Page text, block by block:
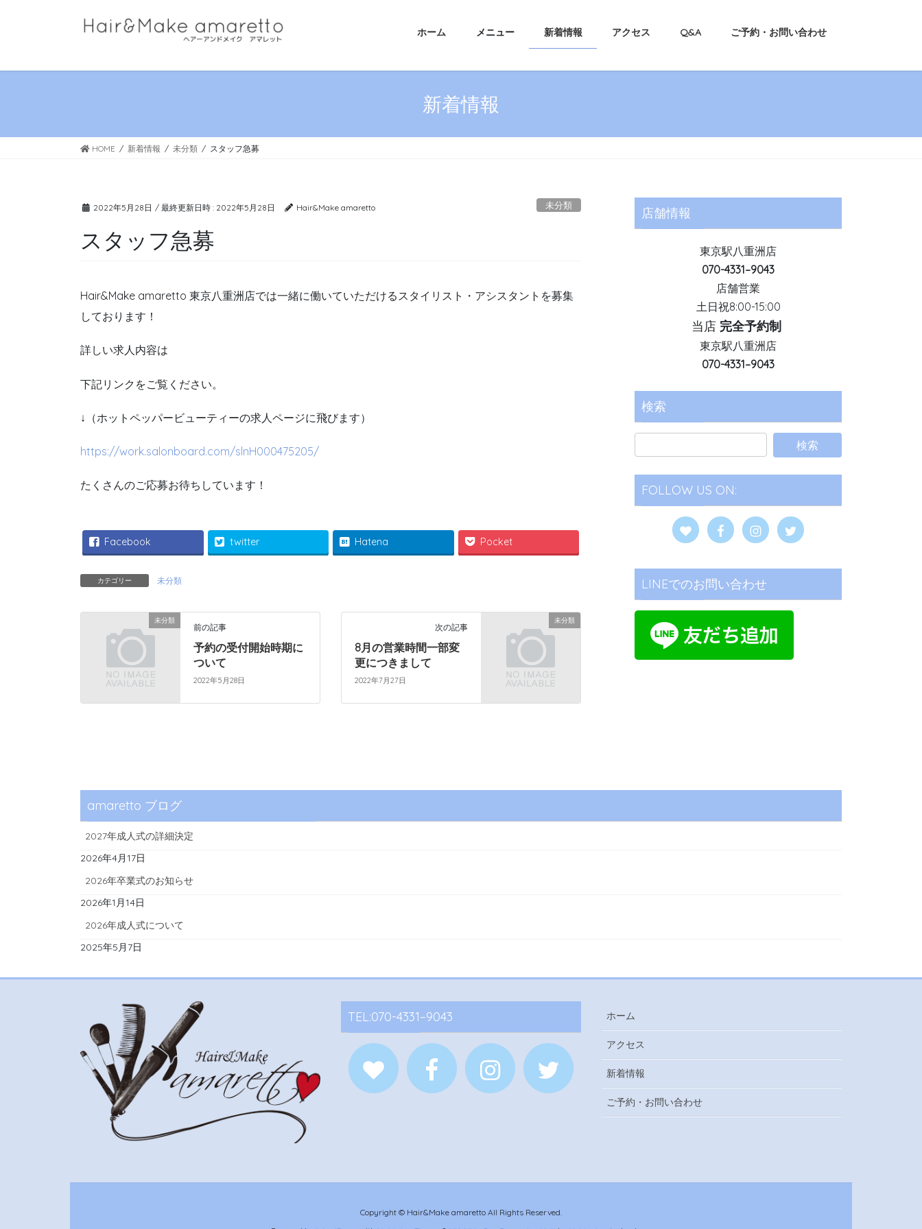
キ
に
ホーム メニュー 新着情報 アクセス Q&A ご予約・お問い合わせ
新着情報
HOME 新着情報 未分類 スタッフ急募
2022年5月28日 / 最終更新日時 : 2022年5月28日 Hair&Make amaretto 未分類
スタッフ急募
Hair&Make amaretto 東京八重洲店では一緒に働いていただけるスタイリスト・アシスタントを募集
しております！
詳しい求人内容は
下記リンクをご覧ください。
↓（ホットペッパービューティーの求人ページに飛びます）
https://work.salonboard.com/slnH000475205/
たくさんのご応募お待ちしています！
Facebook twitter Hatena Pocket
カテゴリー 未分類
未分類
前の記事
予約の受付開始時期に
ついて
2022年5月28日
未分類
次の記事
8月の営業時間一部変
更につきまして
2022年7月27日
店舗情報
東京駅八重洲店
070-4331–9043
店舗営業
土日祝8:00-15:00
当店 完全予約制
東京駅八重洲店
070-4331–9043
検索
FOLLOW US ON:
LINEでのお問い合わせ
amaretto ブログ
2027年成人式の詳細決定
2026年4月17日
2026年卒業式のお知らせ
2026年1月14日
2026年成人式について
2025年5月7日
TEL:070-4331–9043 ホーム
アクセス
新着情報
ご予約・お問い合わせ
Copyright © Hair&Make amaretto All Rights Reserved.